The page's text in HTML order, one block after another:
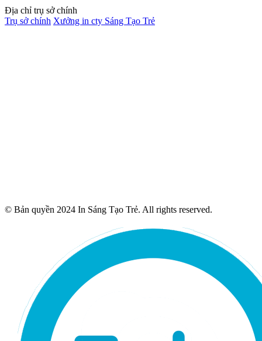
Địa chỉ trụ sở chính
Trụ sở chính Xưởng in cty Sáng Tạo Trẻ
© Bản quyền 2024 In Sáng Tạo Trẻ. All rights reserved.